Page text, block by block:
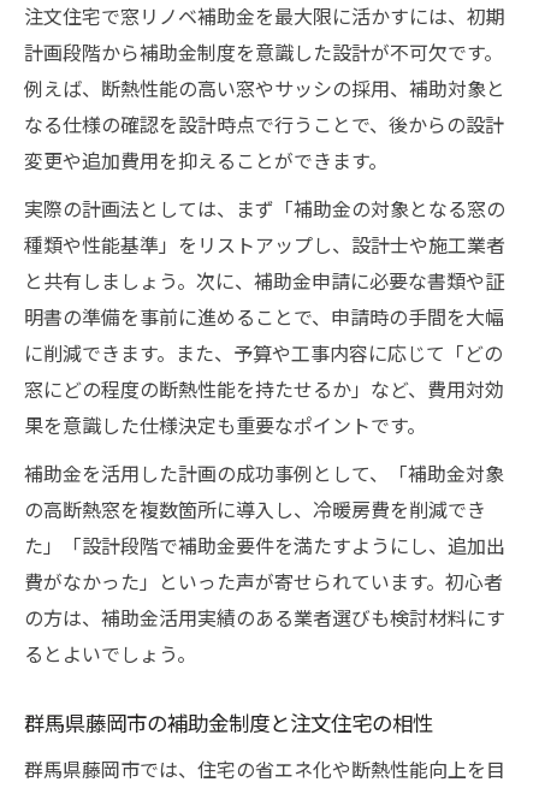
ギ
注文住宅の費用削減に窓リノベ補助金が有
効
補助金申請で注文住宅リノベ費用を賢く抑
群馬県リフォーム補助金申請の流れとコツ
窓リノベ補助金活用で無駄のない注文住宅
づくり
注文住宅で補助金を受ける際のポイント整
理
断熱向上を目指す注文住宅のための補助金相談
注文住宅断熱リノベで補助金相談を成功さ
せる方法
藤岡市住宅改修補助金を活かす断熱計画の
コツ
補助金相談時に準備したい注文住宅の情報
要点
リフォーム業者との補助金相談で失敗しな
注文住宅で窓リノベ補助金を最大限に活かすには、初期
計画段階から補助金制度を意識した設計が不可欠です。
例えば、断熱性能の高い窓やサッシの採用、補助対象と
なる仕様の確認を設計時点で行うことで、後からの設計
変更や追加費用を抑えることができます。
実際の計画法としては、まず「補助金の対象となる窓の
種類や性能基準」をリストアップし、設計士や施工業者
と共有しましょう。次に、補助金申請に必要な書類や証
明書の準備を事前に進めることで、申請時の手間を大幅
に削減できます。また、予算や工事内容に応じて「どの
窓にどの程度の断熱性能を持たせるか」など、費用対効
果を意識した仕様決定も重要なポイントです。
補助金を活用した計画の成功事例として、「補助金対象
の高断熱窓を複数箇所に導入し、冷暖房費を削減でき
た」「設計段階で補助金要件を満たすようにし、追加出
費がなかった」といった声が寄せられています。初心者
の方は、補助金活用実績のある業者選びも検討材料にす
るとよいでしょう。
群馬県藤岡市の補助金制度と注文住宅の相性
群馬県藤岡市では、住宅の省エネ化や断熱性能向上を目